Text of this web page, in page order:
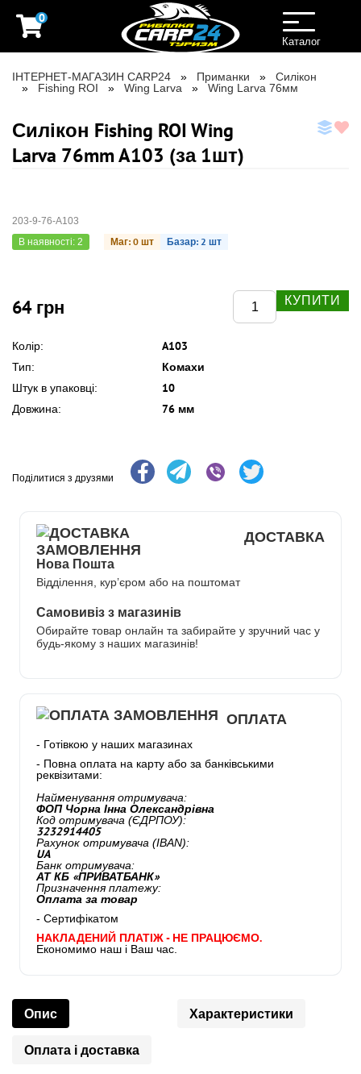
0
Toggle
navigation
Каталог
ІНТЕРНЕТ-МАГАЗИН CARP24 Приманки
Силікон
Fishing ROI
Wing Larva Wing Larva 76мм
Силікон Fishing ROI Wing
Larva 76mm A103 (за 1шт)
203-9-76-A103
В наявності: 2
Маг: 0 шт Базар: 2 шт
64 грн КУПИТИ
Колір: A103
Тип: Комахи
Штук в упаковці: 10
Довжина: 76 мм
Поділитися з друзями
ДОСТАВКА
Нова Пошта
Відділення, кур’єром або на поштомат
Самовивіз з магазинів
Обирайте товар онлайн та забирайте у зручний час у
будь-якому з наших магазинів!
ОПЛАТА
- Готівкою у наших магазинах
- Повна оплата на карту або за банківськими
реквізитами:
Найменування отримувача:
ФОП Чорна Інна Олександрівна
Код отримувача (ЄДРПОУ):
3232914405
Рахунок отримувача (IBAN):
UA
Банк отримувача:
АТ КБ «ПРИВАТБАНК»
Призначення платежу:
Оплата за товар
- Сертифікатом
НАКЛАДЕНИЙ ПЛАТІЖ - НЕ ПРАЦЮЄМО.
Економимо наш і Ваш час.
Опис Характеристики
Оплата і доставка